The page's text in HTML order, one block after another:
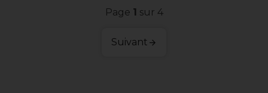
Page 1 sur 4
Suivant